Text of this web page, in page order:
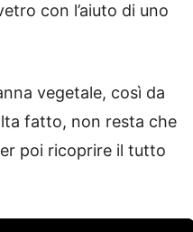
con l’aiuto di uno
vegetale, così da
fatto, non resta che
poi ricoprire il tutto